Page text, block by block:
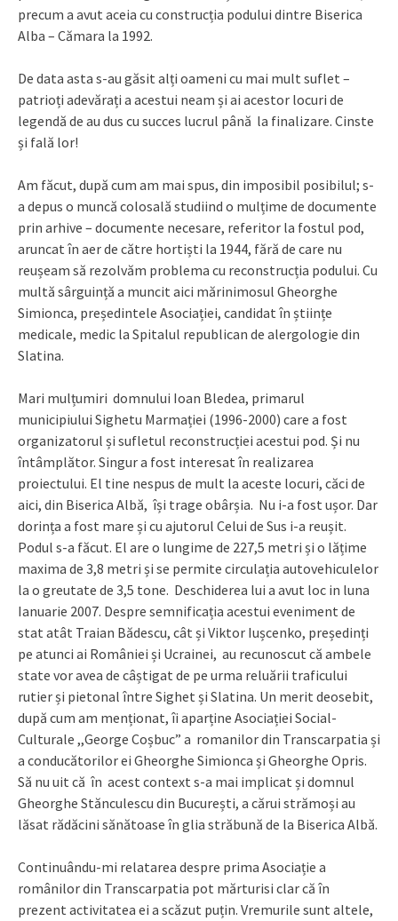
precum a avut aceia cu construcția podului dintre Biserica
Alba – Cămara la 1992.
De data asta s-au găsit alți oameni cu mai mult suflet –
patrioți adevărați a acestui neam și ai acestor locuri de
legendă de au dus cu succes lucrul până la finalizare. Cinste
și fală lor!
Am făcut, după cum am mai spus, din imposibil posibilul; s-
a depus o muncă colosală studiind o mulțime de documente
prin arhive – documente necesare, referitor la fostul pod,
aruncat în aer de către hortiști la 1944, fără de care nu
reușeam să rezolvăm problema cu reconstrucția podului. Cu
multă sârguință a muncit aici mărinimosul Gheorghe
Simionca, președintele Asociației, candidat în științe
medicale, medic la Spitalul republican de alergologie din
Slatina.
Mari mulțumiri domnului Ioan Bledea, primarul
municipiului Sighetu Marmației (1996-2000) care a fost
organizatorul și sufletul reconstrucției acestui pod. Și nu
întâmplător. Singur a fost interesat în realizarea
proiectului. El tine nespus de mult la aceste locuri, căci de
aici, din Biserica Albă, își trage obârșia. Nu i-a fost ușor. Dar
dorința a fost mare și cu ajutorul Celui de Sus i-a reușit.
Podul s-a făcut. El are o lungime de 227,5 metri și o lățime
maxima de 3,8 metri și se permite circulația autovehiculelor
la o greutate de 3,5 tone. Deschiderea lui a avut loc in luna
Ianuarie 2007. Despre semnificația acestui eveniment de
stat atât Traian Bădescu, cât și Viktor Iușcenko, președinți
pe atunci ai României și Ucrainei, au recunoscut că ambele
state vor avea de câștigat de pe urma reluării traficului
rutier și pietonal între Sighet și Slatina. Un merit deosebit,
după cum am menționat, îi aparține Asociației Social-
Culturale ,,George Coșbuc” a romanilor din Transcarpatia și
a conducătorilor ei Gheorghe Simionca și Gheorghe Opris.
Să nu uit că în acest context s-a mai implicat și domnul
Gheorghe Stănculescu din București, a cărui strămoși au
lăsat rădăcini sănătoase în glia străbună de la Biserica Albă.
Continuându-mi relatarea despre prima Asociație a
românilor din Transcarpatia pot mărturisi clar că în
prezent activitatea ei a scăzut puțin. Vremurile sunt altele,